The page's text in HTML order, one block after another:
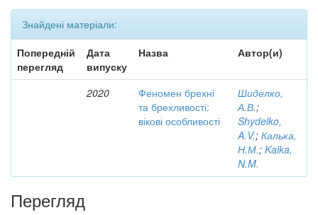
Знайдені матеріали:
Попередній
перегляд
Дата
випуску
Назва Автор(и)
2020
Феномен брехні
та брехливості:
вікові особливості
Шиделко,
А.В.;
Shydelko,
A.V.; Калька,
Н.М.; Kalka,
N.M.
Перегляд